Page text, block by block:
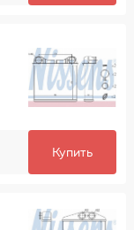
Купить